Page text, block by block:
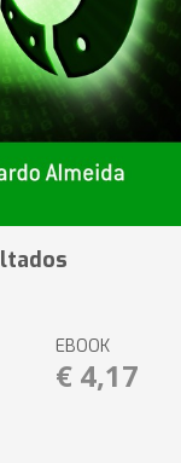
EBOOK
€ 4,17